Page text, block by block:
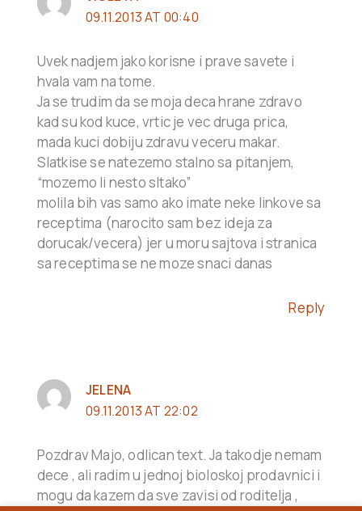
09.11.2013 AT 00:40
Uvek nadjem jako korisne i prave savete i
hvala vam na tome.
Ja se trudim da se moja deca hrane zdravo
kad su kod kuce, vrtic je vec druga prica,
mada kuci dobiju zdravu veceru makar.
Slatkise se natezemo stalno sa pitanjem,
“mozemo li nesto sltako”
molila bih vas samo ako imate neke linkove sa
receptima (narocito sam bez ideja za
dorucak/vecera) jer u moru sajtova i stranica
sa receptima se ne moze snaci danas
Reply
JELENA
09.11.2013 AT 22:02
Pozdrav Majo, odlican text. Ja takodje nemam
dece , ali radim u jednoj bioloskoj prodavnici i
mogu da kazem da sve zavisi od roditelja ,